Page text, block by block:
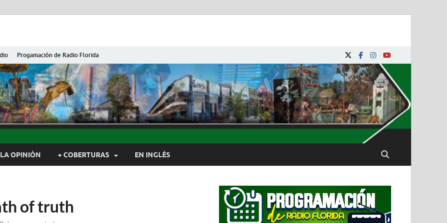
Progamación de Radio Florida
de Cuba
Camagüey, Cuba
LA OPINIÓN + COBERTURAS EN INGLÉS
of truth